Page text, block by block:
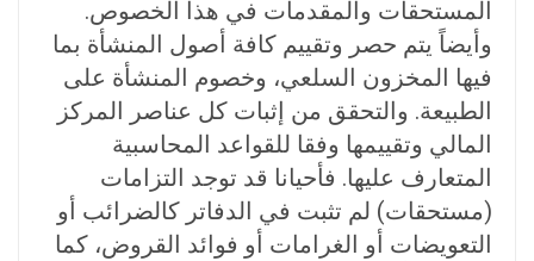
المستحقات والمقدمات في هذا الخصوص.
وأيضاً يتم حصر وتقييم كافة أصول المنشأة بما
فيها المخزون السلعي، وخصوم المنشأة على
الطبيعة. والتحقق من إثبات كل عناصر المركز
المالي وتقييمها وفقا للقواعد المحاسبية
المتعارف عليها. فأحيانا قد توجد التزامات
(مستحقات) لم تثبت في الدفاتر كالضرائب أو
التعويضات أو الغرامات أو فوائد القروض، كما